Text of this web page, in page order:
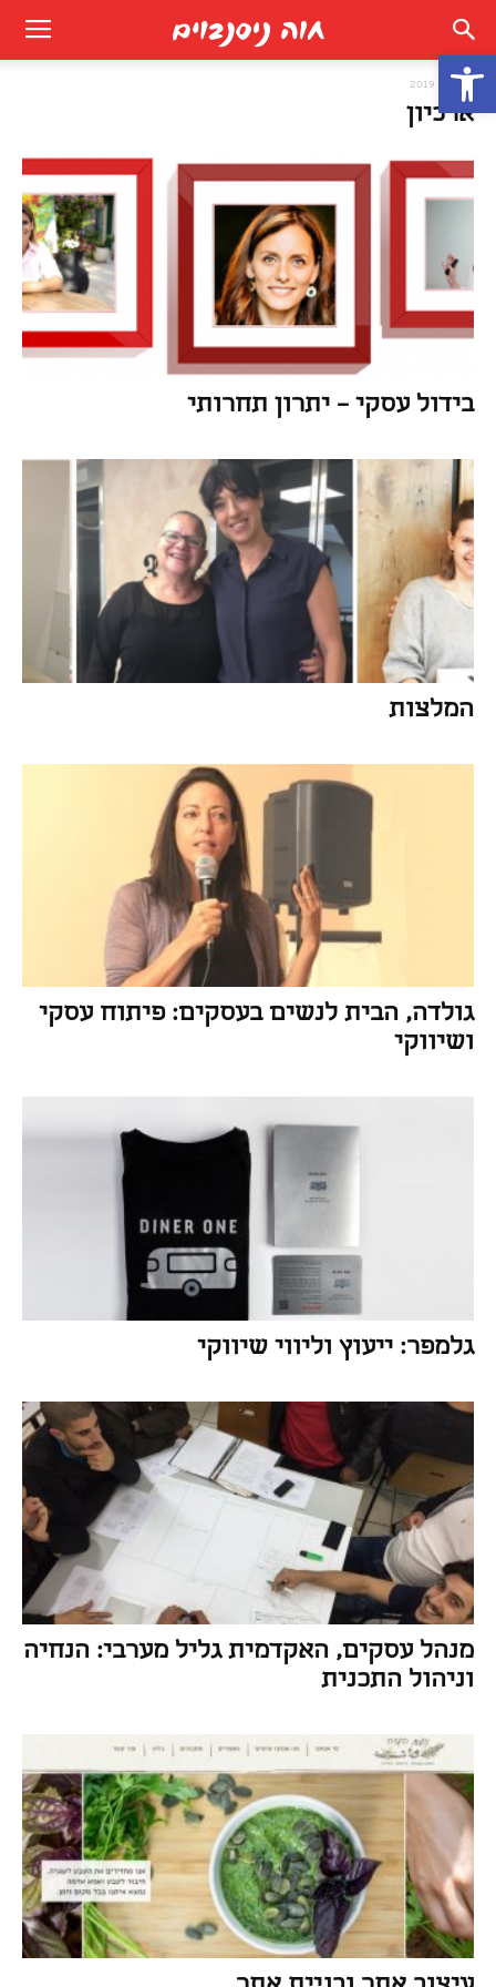
פתח סרגל נגישות
2019
ארכיון
בידול עסקי – יתרון תחרותי
המלצות
גולדה, הבית לנשים בעסקים: פיתוח עסקי
ושיווקי
גלמפר: ייעוץ וליווי שיווקי
מנהל עסקים, האקדמית גליל מערבי: הנחיה
וניהול התכנית